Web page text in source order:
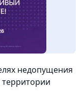
недопущения